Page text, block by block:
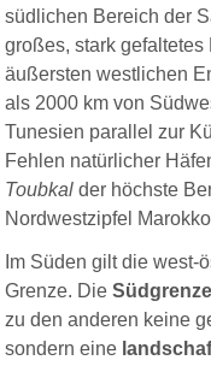
südlichen Bereich der
großes, stark
äußersten westlichen
als 2000 km von
Tunesien parallel zur
Fehlen natürlicher
Toubkal der höchste
Nordwestzipfel
Im Süden gilt die west-
Grenze. Die
zu den anderen keine
sondern eine